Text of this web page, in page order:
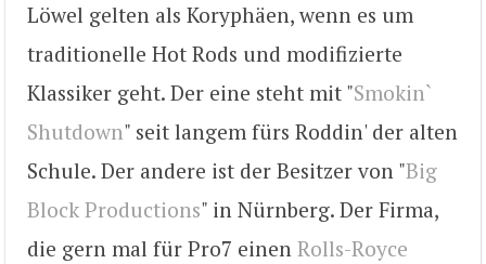
Löwel gelten als Koryphäen, wenn es um
traditionelle Hot Rods und modifizierte
Klassiker geht. Der eine steht mit "Smokin`
Shutdown" seit langem fürs Roddin' der alten
Schule. Der andere ist der Besitzer von "Big
Block Productions" in Nürnberg. Der Firma,
die gern mal für Pro7 einen Rolls-Royce